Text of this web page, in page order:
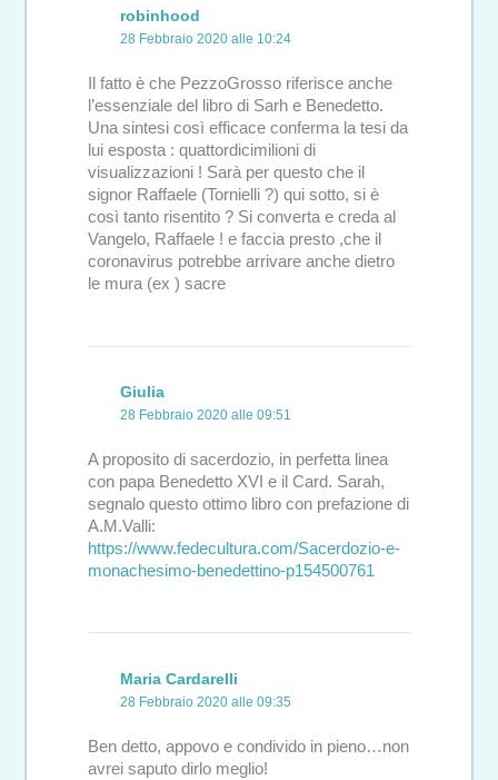
robinhood
28 Febbraio 2020 alle 10:24
Il fatto è che PezzoGrosso riferisce anche
l’essenziale del libro di Sarh e Benedetto.
Una sintesi così efficace conferma la tesi da
lui esposta : quattordicimilioni di
visualizzazioni ! Sarà per questo che il
signor Raffaele (Tornielli ?) qui sotto, si è
così tanto risentito ? Si converta e creda al
Vangelo, Raffaele ! e faccia presto ,che il
coronavirus potrebbe arrivare anche dietro
le mura (ex ) sacre
Giulia
28 Febbraio 2020 alle 09:51
A proposito di sacerdozio, in perfetta linea
con papa Benedetto XVI e il Card. Sarah,
segnalo questo ottimo libro con prefazione di
A.M.Valli:
https://www.fedecultura.com/Sacerdozio-e-
monachesimo-benedettino-p154500761
Maria Cardarelli
28 Febbraio 2020 alle 09:35
Ben detto, appovo e condivido in pieno…non
avrei saputo dirlo meglio!